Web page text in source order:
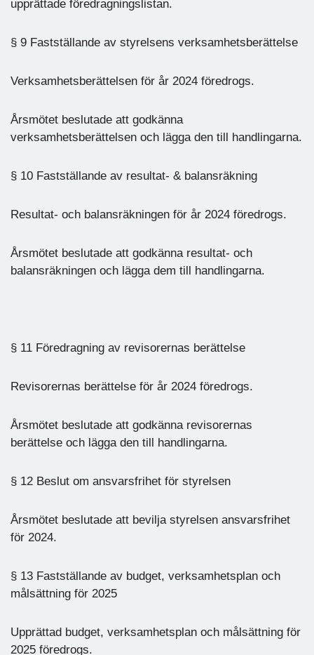
upprättade föredragningslistan.
§ 9 Fastställande av styrelsens verksamhetsberättelse
Verksamhetsberättelsen för år 2024 föredrogs.
Årsmötet beslutade att godkänna
verksamhetsberättelsen och lägga den till handlingarna.
§ 10 Fastställande av resultat- & balansräkning
Resultat- och balansräkningen för år 2024 föredrogs.
Årsmötet beslutade att godkänna resultat- och
balansräkningen och lägga dem till handlingarna.
§ 11 Föredragning av revisorernas berättelse
Revisorernas berättelse för år 2024 föredrogs.
Årsmötet beslutade att godkänna revisorernas
berättelse och lägga den till handlingarna.
§ 12 Beslut om ansvarsfrihet för styrelsen
Årsmötet beslutade att bevilja styrelsen ansvarsfrihet
för 2024.
§ 13 Fastställande av budget, verksamhetsplan och
målsättning för 2025
Upprättad budget, verksamhetsplan och målsättning för
2025 föredrogs.